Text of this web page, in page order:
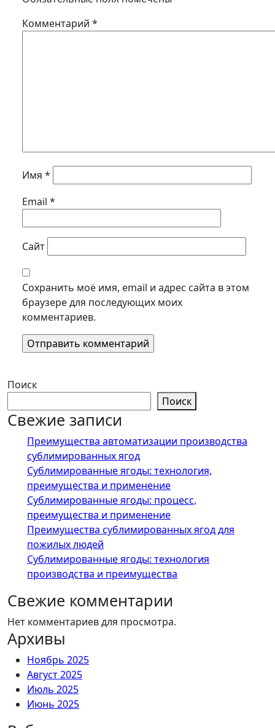
Комментарий *
Имя *
Email *
Сайт
Сохранить моё имя, email и адрес сайта в этом
браузере для последующих моих
комментариев.
Поиск
Поиск
Свежие записи
Преимущества автоматизации производства
сублимированных ягод
Сублимированные ягоды: технология,
преимущества и применение
Сублимированные ягоды: процесс,
преимущества и применение
Преимущества сублимированных ягод для
пожилых людей
Сублимированные ягоды: технология
производства и преимущества
Свежие комментарии
Нет комментариев для просмотра.
Архивы
Ноябрь 2025
Август 2025
Июль 2025
Июнь 2025